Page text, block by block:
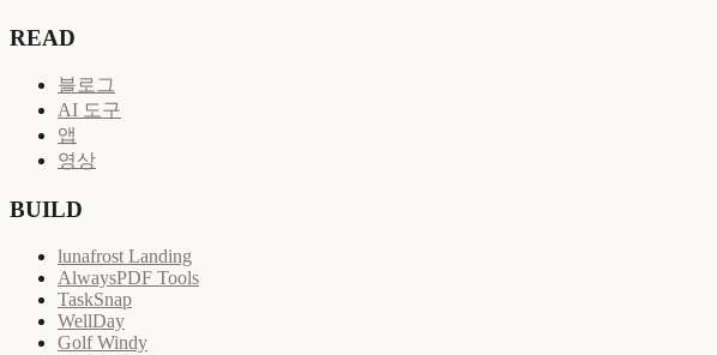
READ
블로그
AI 도구
앱
영상
BUILD
lunafrost Landing
AlwaysPDF Tools
TaskSnap
WellDay
Golf Windy